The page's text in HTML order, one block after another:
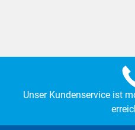
Unser Kundenservice ist